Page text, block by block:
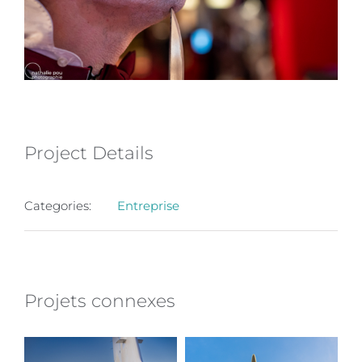
Project Details
Categories: Entreprise
Projets connexes